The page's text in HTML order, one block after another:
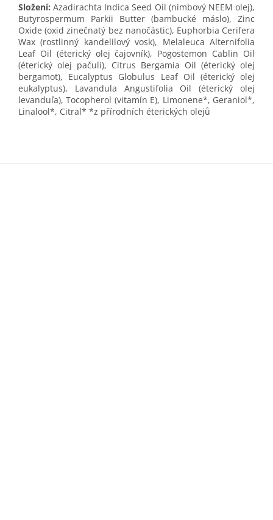
Složení:Azadirachta Indica Seed Oil (nimbový NEEM olej),
Butyrospermum Parkii Butter (bambucké máslo), Zinc
Oxide (oxid zinečnatý bez nanočástic), Euphorbia Cerifera
Wax (rostlinný kandelilový vosk), Melaleuca Alternifolia
Leaf Oil (éterický olej čajovník), Pogostemon Cablin Oil
(éterický olej pačuli), Citrus Bergamia Oil (éterický olej
bergamot), Eucalyptus Globulus Leaf Oil (éterický olej
eukalyptus), Lavandula Angustifolia Oil (éterický olej
levanduľa), Tocopherol (vitamín E), Limonene*, Geraniol*,
Linalool*, Citral* *z přírodních éterických olejů
Z